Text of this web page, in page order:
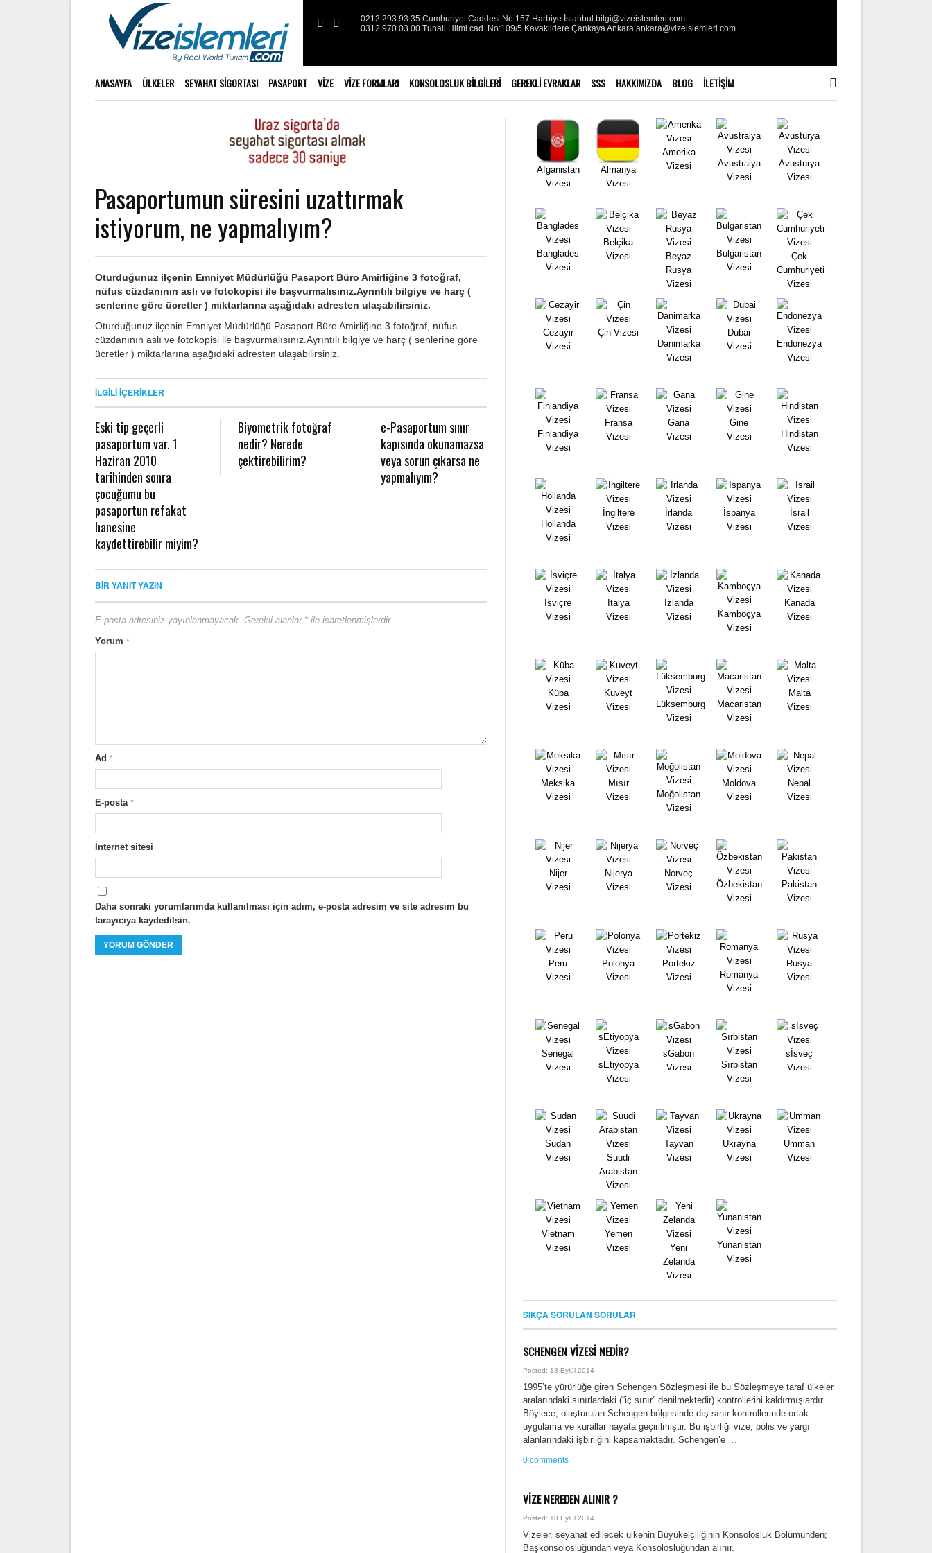
0212 293 93 35 Cumhuriyet Caddesi No:157 Harbiye İstanbul bilgi@vizeislemleri.com
0312 970 03 00 Tunali Hilmi cad. No:109/5 Kavaklidere Çankaya Ankara ankara@vizeislemleri.com
ANASAYFA ÜLKELER SEYAHAT SIGORTASI PASAPORT VIZE VIZE FORMLARI KONSOLOSLUK BILGILERI GEREKLI EVRAKLAR SSS HAKKIMIZDA BLOG İLETIŞIM
Pasaportumun süresini uzattırmak
istiyorum, ne yapmalıyım?
Oturduğunuz ilçenin Emniyet Müdürlüğü Pasaport Büro Amirliğine 3 fotoğraf,
nüfus cüzdanının aslı ve fotokopisi ile başvurmalısınız.Ayrıntılı bilgiye ve harç (
senlerine göre ücretler ) miktarlarına aşağıdaki adresten ulaşabilirsiniz.
Oturduğunuz ilçenin Emniyet Müdürlüğü Pasaport Büro Amirliğine 3 fotoğraf, nüfus
cüzdanının aslı ve fotokopisi ile başvurmalısınız.Ayrıntılı bilgiye ve harç ( senlerine göre
ücretler ) miktarlarına aşağıdaki adresten ulaşabilirsiniz.
İLGILI İÇERIKLER
Eski tip geçerli
pasaportum var. 1
Haziran 2010
tarihinden sonra
çocuğumu bu
pasaportun refakat
hanesine
kaydettirebilir miyim?
Biyometrik fotoğraf
nedir? Nerede
çektirebilirim?
e-Pasaportum sınır
kapısında okunamazsa
veya sorun çıkarsa ne
yapmalıyım?
BIR YANIT YAZIN
E-posta adresiniz yayınlanmayacak. Gerekli alanlar * ile işaretlenmişlerdir
Yorum *
Ad *
E-posta *
İnternet sitesi
Daha sonraki yorumlarımda kullanılması için adım, e-posta adresim ve site adresim bu
tarayıcıya kaydedilsin.
Afganistan
Vizesi
Almanya
Vizesi
Amerika
Vizesi
Avustralya
Vizesi
Avusturya
Vizesi
Banglades
Vizesi
Belçika
Vizesi
Beyaz
Rusya
Vizesi
Bulgaristan
Vizesi
Çek
Cumhuriyeti
Vizesi
Cezayir
Vizesi
Çin Vizesi
Danimarka
Vizesi
Dubai
Vizesi
Endonezya
Vizesi
Finlandiya
Vizesi
Fransa
Vizesi
Gana
Vizesi
Gine
Vizesi
Hindistan
Vizesi
Hollanda
Vizesi
İngiltere
Vizesi
İrlanda
Vizesi
İspanya
Vizesi
İsrail
Vizesi
İsviçre
Vizesi
İtalya
Vizesi
İzlanda
Vizesi
Kamboçya
Vizesi
Kanada
Vizesi
Küba
Vizesi
Kuveyt
Vizesi
Lüksemburg
Vizesi
Macaristan
Vizesi
Malta
Vizesi
Meksika
Vizesi
Mısır
Vizesi
Moğolistan
Vizesi
Moldova
Vizesi
Nepal
Vizesi
Nijer
Vizesi
Nijerya
Vizesi
Norveç
Vizesi
Özbekistan
Vizesi
Pakistan
Vizesi
Peru
Vizesi
Polonya
Vizesi
Portekiz
Vizesi
Romanya
Vizesi
Rusya
Vizesi
Senegal
Vizesi
sEtiyopya
Vizesi
sGabon
Vizesi
Sırbistan
Vizesi
sİsveç
Vizesi
Sudan
Vizesi
Suudi
Arabistan
Vizesi
Tayvan
Vizesi
Ukrayna
Vizesi
Umman
Vizesi
Vietnam
Vizesi
Yemen
Vizesi
Yeni
Zelanda
Vizesi
Yunanistan
Vizesi
SIKÇA SORULAN SORULAR
SCHENGEN VİZESİ NEDİR?
Posted: 18 Eylül 2014
1995’te yürürlüğe giren Schengen Sözleşmesi ile bu Sözleşmeye taraf ülkeler
aralarındaki sınırlardaki (“iç sınır” denilmektedir) kontrollerini kaldırmışlardır.
Böylece, oluşturulan Schengen bölgesinde dış sınır kontrollerinde ortak
uygulama ve kurallar hayata geçirilmiştir. Bu işbirliği vize, polis ve yargı
alanlarındaki işbirliğini kapsamaktadır. Schengen’e
0 comments
VİZE NEREDEN ALINIR ?
Posted: 18 Eylül 2014
Vizeler, seyahat edilecek ülkenin Büyükelçiliğinin Konsolosluk Bölümünden;
Başkonsolosluğundan veya Konsolosluğundan alınır.